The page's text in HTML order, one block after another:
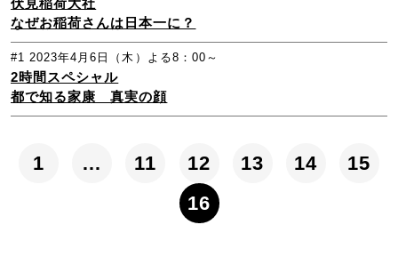
なぜお稲荷さんは日本一に？
#1 2023年4月6日（木）よる8：00～
2時間スペシャル
都で知る家康 真実の顔
1 … 11 12 13 14
15
16